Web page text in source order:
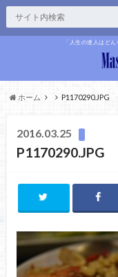
「人生の達人はど
ホーム P1170290.JPG
2016.03.25
P1170290.JPG